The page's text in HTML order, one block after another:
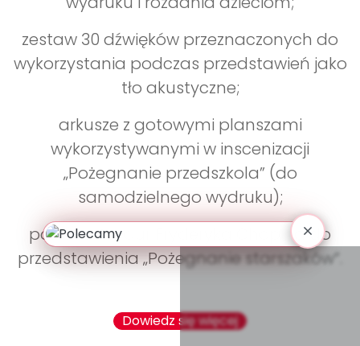
zestaw 30 dźwięków przeznaczonych do
wykorzystania podczas przedstawień jako
tło akustyczne;
arkusze z gotowymi planszami
wykorzystywanymi w inscenizacji
„Pożegnanie przedszkola” (do
samodzielnego wydruku);
polonez As-dur Fryderyka Chopina do
przedstawienia „Pożegnanie starszaków”.
Dowiedz się więcej